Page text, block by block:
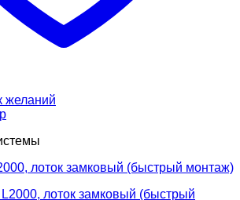
желаний
лоток замковый (быстрый монтаж)